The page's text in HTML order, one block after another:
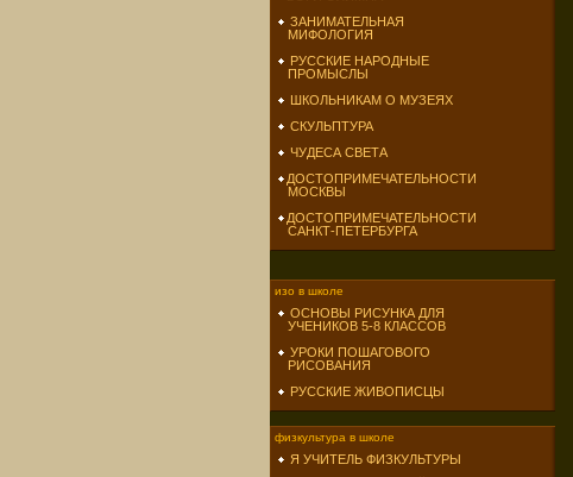
ЗАНИМАТЕЛЬНАЯ
МИФОЛОГИЯ
РУССКИЕ НАРОДНЫЕ
ПРОМЫСЛЫ
ШКОЛЬНИКАМ О МУЗЕЯХ
СКУЛЬПТУРА
ЧУДЕСА СВЕТА
ДОСТОПРИМЕЧАТЕЛЬНОСТИ
МОСКВЫ
ДОСТОПРИМЕЧАТЕЛЬНОСТИ
САНКТ-ПЕТЕРБУРГА
изо в школе
ОСНОВЫ РИСУНКА ДЛЯ
УЧЕНИКОВ 5-8 КЛАССОВ
УРОКИ ПОШАГОВОГО
РИСОВАНИЯ
РУССКИЕ ЖИВОПИСЦЫ
физкультура в школе
Я УЧИТЕЛЬ ФИЗКУЛЬТУРЫ